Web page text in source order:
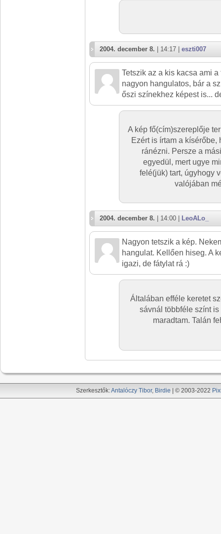
2004. december 8. | 14:17 | eszti007
Tetszik az a kis kacsa ami
nagyon hangulatos, bár a
őszi színekhez képest is...
A kép fő(cím)szereplője
Ezért is írtam a
ránézni. Persze a
egyedül, mert ugye
felé(jük) tart, úgyhogy
valójában
2004. december 8. | 14:00 | LeoALo_
Nagyon tetszik a kép.
hangulat. Kellően hiseg. A
igazi, de fátylat rá :)
Általában efféle keretet
sávnál többféle színt
maradtam. Talán
Szerkesztők:Antalóczy Tibor, Birdie | © 2003-2022